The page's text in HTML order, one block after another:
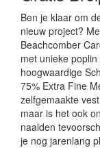
Ben je klaar om
nieuw project?
Beachcomber
met unieke
hoogwaardige
75% Extra Fine
zelfgemaakte
maar is het ook
naalden
je nog jarenlang